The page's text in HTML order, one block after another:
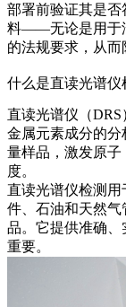
部署前验证其是
料——无论是用于
的法规要求，从而
什么是直读光谱仪
直读光谱仪（
金属元素成分的
量样品，激发原
度。
直读光谱仪检测
件、石油和天然
品。它提供准确
重要。